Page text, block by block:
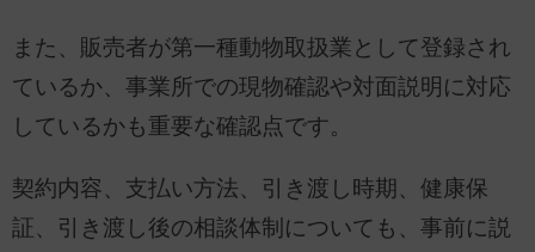
また、販売者が第一種動物取扱業として登録され
ているか、事業所での現物確認や対面説明に対応
しているかも重要な確認点です。
契約内容、支払い方法、引き渡し時期、健康保
証、引き渡し後の相談体制についても、事前に説